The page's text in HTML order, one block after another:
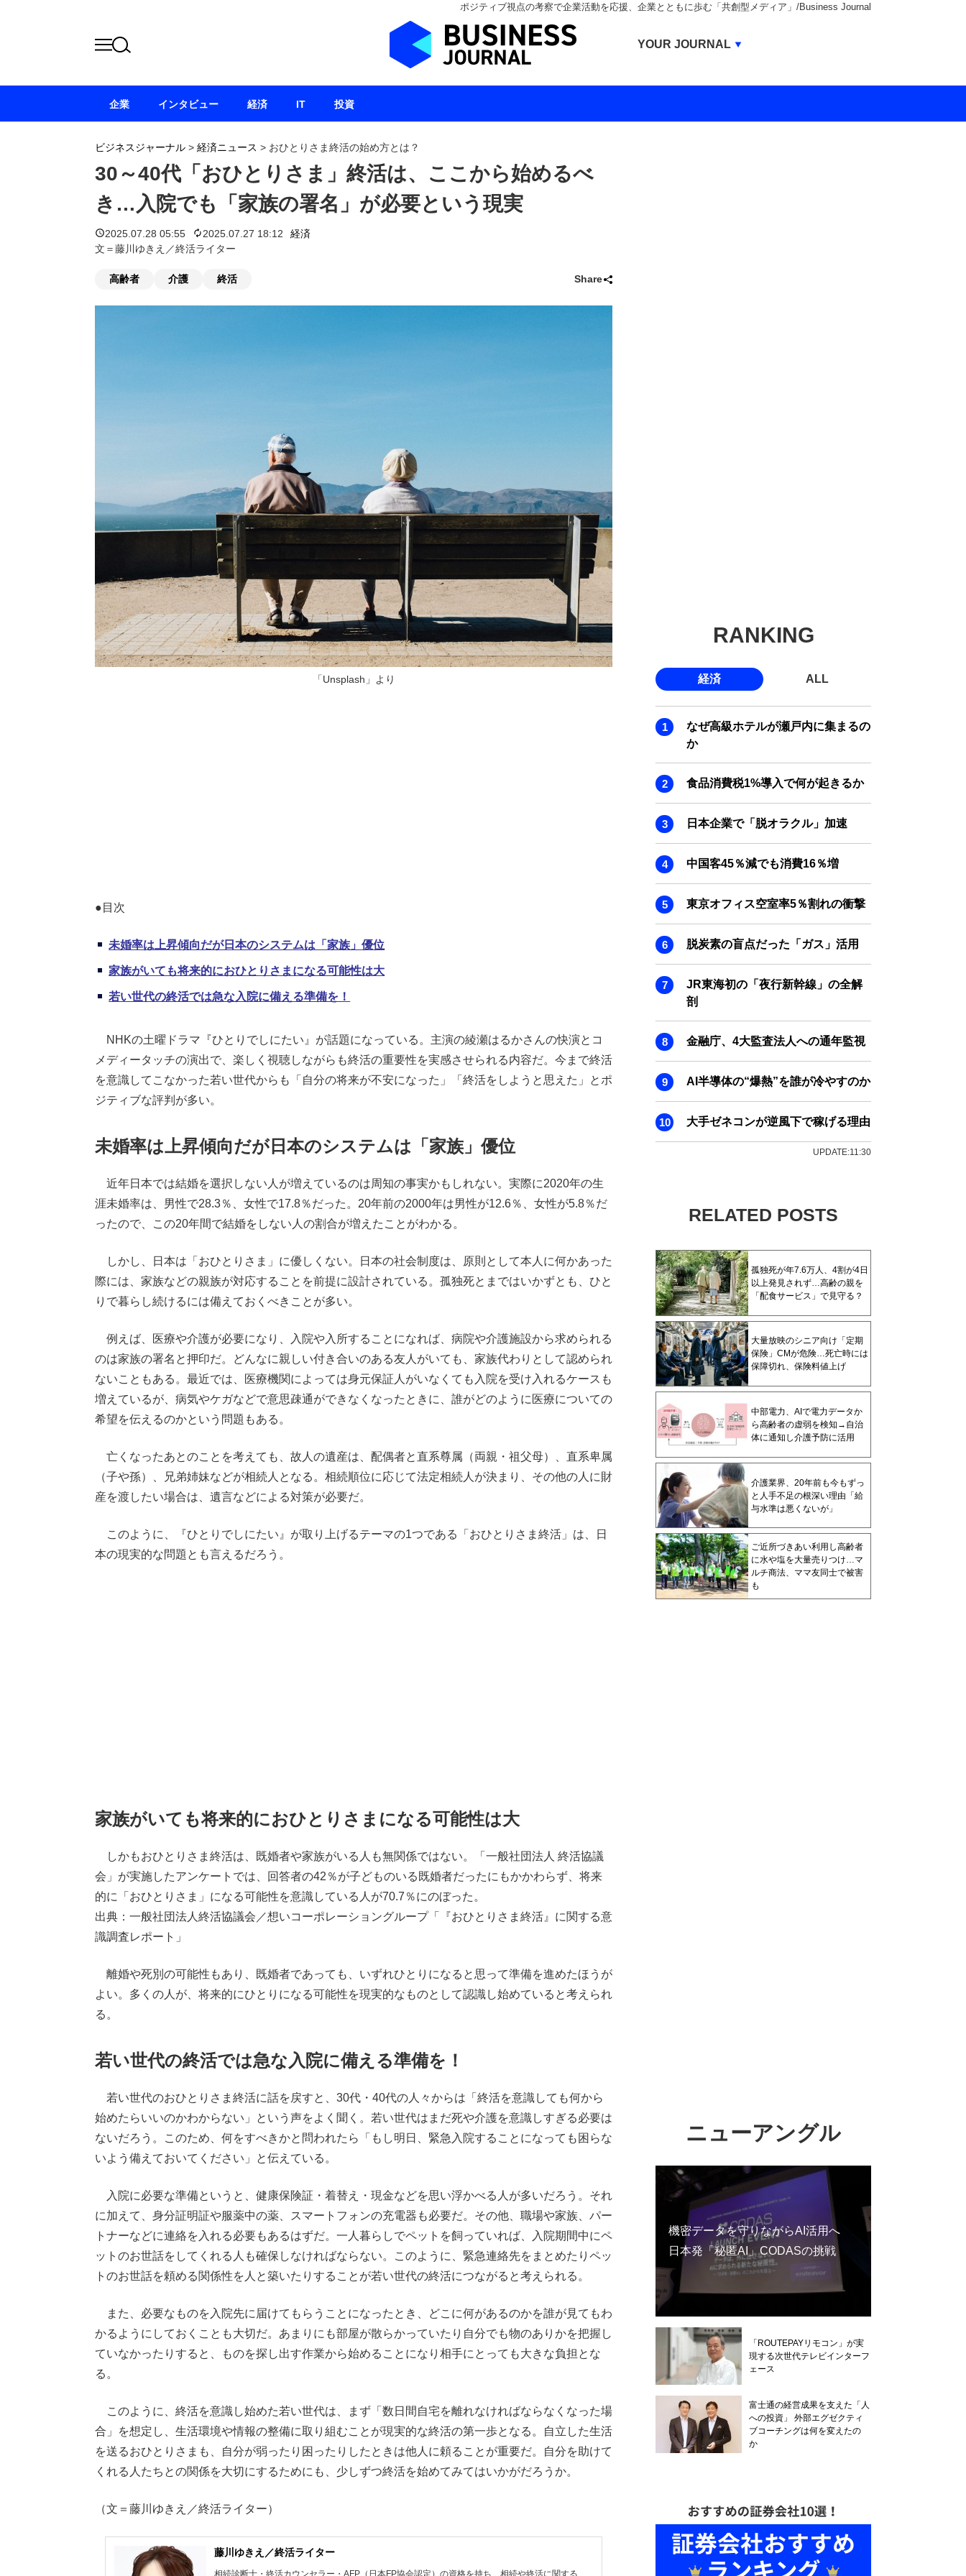
ポジティブ視点の考察で企業活動を応援、企業とともに歩む「共創型メディア」/Business Journal
ビジネスジャーナル > 経済ニュース > おひとりさま終活の始め方とは？
30～40代「おひとりさま」終活は、ここから始めるべ
き…入院でも「家族の署名」が必要という現実
2025.07.28 05:55 2025.07.27 18:12
経済
文＝藤川ゆきえ／終活ライター
高齢者 介護 終活 Share
「Unsplash」より
●目次
未婚率は上昇傾向だが日本のシステムは「家族」優位
家族がいても将来的におひとりさまになる可能性は大
若い世代の終活では急な入院に備える準備を！
NHKの土曜ドラマ『ひとりでしにたい』が話題になっている。主演の綾瀬はるかさんの快演とコ
メディータッチの演出で、楽しく視聴しながらも終活の重要性を実感させられる内容だ。今まで終活
を意識してこなかった若い世代からも「自分の将来が不安になった」「終活をしようと思えた」とポ
ジティブな評判が多い。
未婚率は上昇傾向だが日本のシステムは「家族」優位
近年日本では結婚を選択しない人が増えているのは周知の事実かもしれない。実際に2020年の生
涯未婚率は、男性で28.3％、女性で17.8％だった。20年前の2000年は男性が12.6％、女性が5.8％だ
ったので、この20年間で結婚をしない人の割合が増えたことがわかる。
しかし、日本は「おひとりさま」に優しくない。日本の社会制度は、原則として本人に何かあった
際には、家族などの親族が対応することを前提に設計されている。孤独死とまではいかずとも、ひと
りで暮らし続けるには備えておくべきことが多い。
例えば、医療や介護が必要になり、入院や入所することになれば、病院や介護施設から求められる
のは家族の署名と押印だ。どんなに親しい付き合いのある友人がいても、家族代わりとして認められ
ないこともある。最近では、医療機関によっては身元保証人がいなくても入院を受け入れるケースも
増えているが、病気やケガなどで意思疎通ができなくなったときに、誰がどのように医療についての
希望を伝えるのかという問題もある。
亡くなったあとのことを考えても、故人の遺産は、配偶者と直系尊属（両親・祖父母）、直系卑属
（子や孫）、兄弟姉妹などが相続人となる。相続順位に応じて法定相続人が決まり、その他の人に財
産を渡したい場合は、遺言などによる対策が必要だ。
このように、『ひとりでしにたい』が取り上げるテーマの1つである「おひとりさま終活」は、日
本の現実的な問題とも言えるだろう。
家族がいても将来的におひとりさまになる可能性は大
しかもおひとりさま終活は、既婚者や家族がいる人も無関係ではない。「一般社団法人 終活協議
会」が実施したアンケートでは、回答者の42％が子どものいる既婚者だったにもかかわらず、将来
的に「おひとりさま」になる可能性を意識している人が70.7％にのぼった。
出典：一般社団法人終活協議会／想いコーポレーショングループ「『おひとりさま終活』に関する意
識調査レポート」
離婚や死別の可能性もあり、既婚者であっても、いずれひとりになると思って準備を進めたほうが
よい。多くの人が、将来的にひとりになる可能性を現実的なものとして認識し始めていると考えられ
る。
若い世代の終活では急な入院に備える準備を！
若い世代のおひとりさま終活に話を戻すと、30代・40代の人々からは「終活を意識しても何から
始めたらいいのかわからない」という声をよく聞く。若い世代はまだ死や介護を意識しすぎる必要は
ないだろう。このため、何をすべきかと問われたら「もし明日、緊急入院することになっても困らな
いよう備えておいてください」と伝えている。
入院に必要な準備というと、健康保険証・着替え・現金などを思い浮かべる人が多いだろう。それ
に加えて、身分証明証や服薬中の薬、スマートフォンの充電器も必要だ。その他、職場や家族、パー
トナーなどに連絡を入れる必要もあるはずだ。一人暮らしでペットを飼っていれば、入院期間中にペ
ットのお世話をしてくれる人も確保しなければならない。このように、緊急連絡先をまとめたりペッ
トのお世話を頼める関係性を人と築いたりすることが若い世代の終活につながると考えられる。
また、必要なものを入院先に届けてもらうことになったとき、どこに何があるのかを誰が見てもわ
かるようにしておくことも大切だ。あまりにも部屋が散らかっていたり自分でも物のありかを把握し
ていなかったりすると、ものを探し出す作業から始めることになり相手にとっても大きな負担とな
る。
このように、終活を意識し始めた若い世代は、まず「数日間自宅を離れなければならなくなった場
合」を想定し、生活環境や情報の整備に取り組むことが現実的な終活の第一歩となる。自立した生活
を送るおひとりさまも、自分が弱ったり困ったりしたときは他人に頼ることが重要だ。自分を助けて
くれる人たちとの関係を大切にするためにも、少しずつ終活を始めてみてはいかがだろうか。
（文＝藤川ゆきえ／終活ライター）
藤川ゆきえ／終活ライター
相続診断士・終活カウンセラー・AFP（日本FP協会認定）の資格を持ち、相続や終活に関する
RANKING
経済 ALL
なぜ高級ホテルが瀬戸内に集まるの
か
食品消費税1%導入で何が起きるか
日本企業で「脱オラクル」加速
中国客45％減でも消費16％増
東京オフィス空室率5％割れの衝撃
脱炭素の盲点だった「ガス」活用
JR東海初の「夜行新幹線」の全解
剖
金融庁、4大監査法人への通年監視
AI半導体の“爆熱”を誰が冷やすのか
大手ゼネコンが逆風下で稼げる理由
UPDATE:11:30
RELATED POSTS
孤独死が年7.6万人、4割が4日
以上発見されず…高齢の親を
「配食サービス」で見守る？
大量放映のシニア向け「定期
保険」CMが危険…死亡時には
保障切れ、保険料値上げ
中部電力、AIで電力データか
ら高齢者の虚弱を検知→自治
体に通知し介護予防に活用
介護業界、20年前も今もずっ
と人手不足の根深い理由「給
与水準は悪くないが」
ご近所づきあい利用し高齢者
に水や塩を大量売りつけ…マ
ルチ商法、ママ友同士で被害
も
ニューアングル
機密データを守りながらAI活用へ
日本発「秘匿AI」CODASの挑戦
「ROUTEPAYリモコン」が実
現する次世代テレビインターフ
ェース
富士通の経営成果を支えた「人
への投資」 外部エグゼクティ
ブコーチングは何を変えたの
か
企業 インタビュー 経済 IT 投資
YOUR JOURNAL
BUSINESS JOURNAL